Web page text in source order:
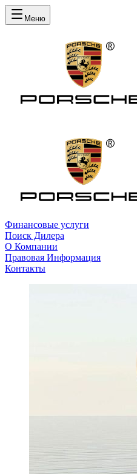
Меню
Финансовые услуги
Поиск Дилера
О Компании
Правовая Информация
Контакты